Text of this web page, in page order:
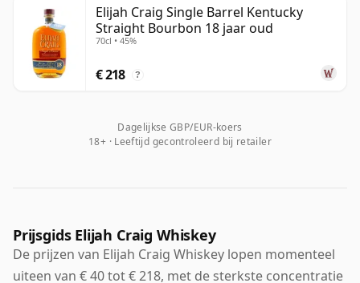
Elijah Craig Single Barrel Kentucky
Straight Bourbon 18 jaar oud
70cl • 45%
€ 218 ?
Dagelijkse GBP/EUR-koers
18+ · Leeftijd gecontroleerd bij retailer
Prijsgids Elijah Craig Whiskey
De prijzen van Elijah Craig Whiskey lopen momenteel
uiteen van € 40 tot € 218, met de sterkste concentratie